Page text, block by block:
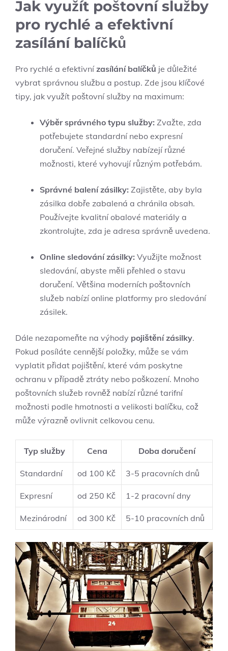
Jak využít poštovní služby
pro rychlé a efektivní
zasílání balíčků
Pro rychlé a efektivnízasílání balíčků je důležité
vybrat správnou službu a postup. Zde jsou klíčové
tipy, jak využít poštovní služby na maximum:
Výběr správného typu služby: Zvažte, zda
potřebujete standardní nebo expresní
doručení. Veřejné služby nabízejí různé
možnosti, které vyhovují různým potřebám.
Správné balení zásilky: Zajistěte, aby byla
zásilka dobře zabalená a chránila obsah.
Používejte kvalitní obalové materiály a
zkontrolujte, zda je adresa správně uvedena.
Online sledování zásilky: Využijte možnost
sledování, abyste měli přehled o stavu
doručení. Většina moderních poštovních
služeb nabízí online platformy pro sledování
zásilek.
Dále nezapomeňte na výhody pojištění zásilky.
Pokud posíláte cennější položky, může se vám
vyplatit přidat pojištění, které vám poskytne
ochranu v případě ztráty nebo poškození. Mnoho
poštovních služeb rovněž nabízí různé tarifní
možnosti podle hmotnosti a velikosti balíčku, což
může výrazně ovlivnit celkovou cenu.
Typ služby Cena Doba doručení
Standardní od 100 Kč 3-5 pracovních dnů
Expresní od 250 Kč 1-2 pracovní dny
Mezinárodní od 300 Kč 5-10 pracovních dnů